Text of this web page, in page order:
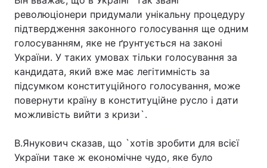
революціонери придумали унікальну процедуру
підтвердження законного голосування ще одним
голосуванням, яке не ґрунтується на законі
України. У таких умовах тільки голосування за
кандидата, який вже має легітимність за
підсумком конституційного голосування, може
повернути країну в конституційне русло і дати
можливість вийти з кризи`.
В.Янукович сказав, що `хотів зробити для всієї
України таке ж економічне чудо, яке було